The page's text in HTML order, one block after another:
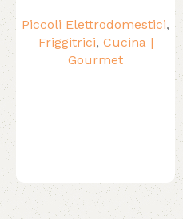
Piccoli Elettrodomestici,
Friggitrici, Cucina |
Gourmet
Read More